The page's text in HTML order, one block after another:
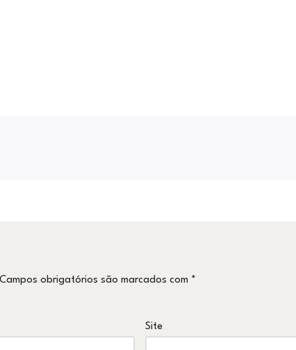
Campos obrigatórios são marcados com *
Site